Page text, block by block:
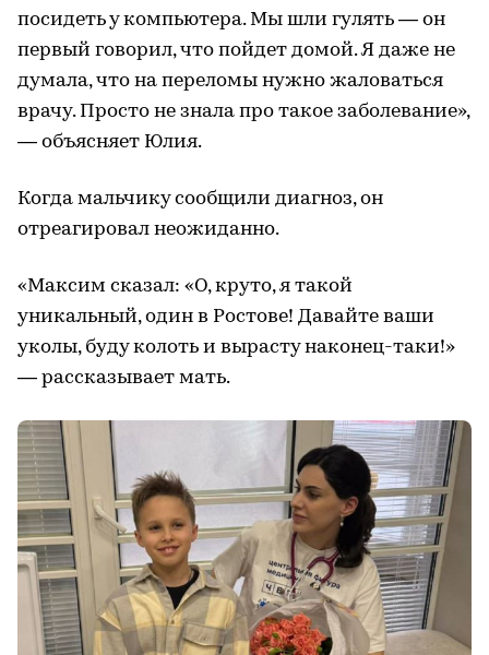
посидеть у компьютера. Мы шли гулять — он
первый говорил, что пойдет домой. Я даже не
думала, что на переломы нужно жаловаться
врачу. Просто не знала про такое заболевание»,
— объясняет Юлия.
Когда мальчику сообщили диагноз, он
отреагировал неожиданно.
«Максим сказал: «О, круто, я такой
уникальный, один в Ростове! Давайте ваши
уколы, буду колоть и вырасту наконец-таки!»
— рассказывает мать.